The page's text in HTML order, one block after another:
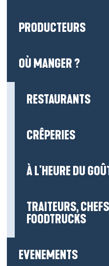
PRODUCTEURS
OÙ MANGER ?
RESTAURANTS
CRÊPERIES
À L'HEURE DU
TRAITEURS,
FOODTRUCKS
EVENEMENTS
est-elle
AUSSI...